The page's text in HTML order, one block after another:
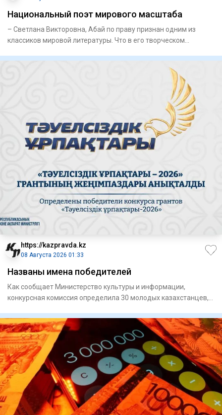
Национальный поэт мирового масштаба
– Светлана Викторовна, Абай по праву признан одним из
классиков мировой литературы. Что в его творческом
https://kazpravda.kz
08 Августа 2026 01:33
Названы имена победителей
Как сообщает Министерство культуры и информации,
конкурсная комиссия определила 30 молодых казахстанцев,